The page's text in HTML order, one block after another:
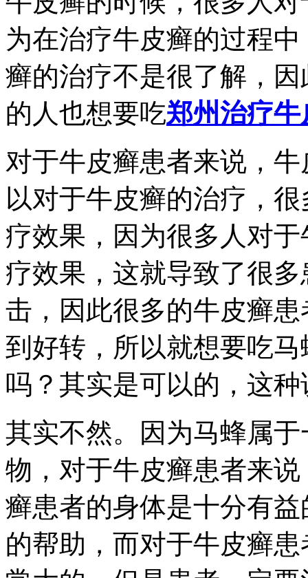
为在治疗牛皮癣的过程
癣的治疗不是很了解，
的人也想要吃郑州治疗
对于牛皮癣患者来说，
以对于牛皮癣的治疗，
疗效果，因为很多人对
疗效果，这就导致了很
击，因此很多的牛皮癣
到好转，所以就想要吃
吗？其实是可以的，这
其实不然。因为马蜂属
物，对于牛皮癣患者来
癣患者的身体是十分有
的帮助，而对于牛皮癣